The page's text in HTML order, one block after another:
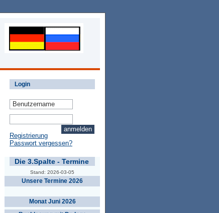
Login
Registrierung
Passwort vergessen?
Die 3.Spalte - Termine
Stand: 2026-03-05
Unsere Termine 2026
Monat Juni 2026